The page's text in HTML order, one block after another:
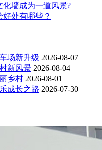
化墙成为一道风景?
好处有哪些？
场新升级 2026-08-07
新风景 2026-08-04
乡村 2026-08-01
成长之路 2026-07-30